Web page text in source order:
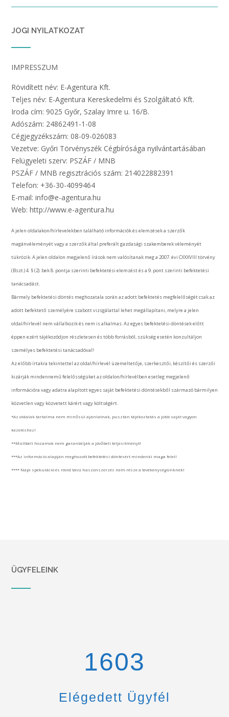
JOGI NYILATKOZAT
IMPRESSZUM
Rövidített név: E-Agentura Kft.
Teljes név: E-Agentura Kereskedelmi és Szolgáltató Kft.
Iroda cím: 9025 Győr, Szalay Imre u. 16/B.
Adószám: 24862491-1-08
Cégjegyzékszám: 08-09-026083
Vezetve: Győri Törvényszék Cégbírósága nyilvántartásában
Felügyeleti szerv: PSZÁF / MNB
PSZÁF / MNB regisztrációs szám: 214022882391
Telefon: +36-30-4099464
E-mail: info@e-agentura.hu
Web: http://www.e-agentura.hu
A jelen oldalakon/hírlevelekben található információk és elemzések a szerzők
magánvéleményét vagy a szerzők által preferált gazdasági szakemberek véleményét
tükrözik. A jelen oldalon megjelenő írások nem valósítanak meg a 2007. évi CXXXVIII törvény
(Bszt.) 4. § (2). bek 8. pontja szerinti befektetési elemzést és a 9. pont szerinti befektetési
tanácsadást.
Bármely befektetési döntés meghozatala során az adott befektetés megfelelőségét csak az
adott befektető személyére szabott vizsgálattal lehet megállapítani, melyre a jelen
oldal/hírlevél nem vállalkozik és nem is alkalmas. Az egyes befektetési döntések előtt
éppen ezért tájékozódjon részletesen és több forrásból, szükség esetén konzultáljon
személyes befektetési tanácsadóval!
Az előbb írtakra tekintettel az oldal/hírlevél üzemeltetője, szerkesztői, készítői és szerzői
kizárják mindennemű felelősségüket az oldalon/hírlevélben esetleg megjelenő
információra vagy adatra alapított egyes saját befektetési döntésekből származó bármilyen
közvetlen vagy közvetett kárért vagy költségért.
*Az oldalak tartalma nem minősül ajánlatnak, pusztán tájékoztatás a jobb saját vagyon
kezeléshez!
**Múltbeli hozamok nem garantálják a jövőbeli teljesítményt!
***Az információ alapján meghozott befektetési döntésért mindenki maga felel!
**** Napi spekuláció és rövid távú haszonszerzés nem része a tevékenységünknek!
ÜGYFELEINK
1670
Elégedett Ügyfél